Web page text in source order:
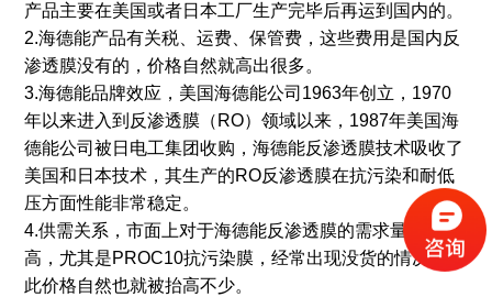
产品主要在美国或者日本工厂生产完毕后再运到国内的。
2.海德能产品有关税、运费、保管费，这些费用是国内反
渗透膜没有的，价格自然就高出很多。
3.海德能品牌效应，美国海德能公司1963年创立，1970
年以来进入到反渗透膜（RO）领域以来，1987年美国海
德能公司被日电工集团收购，海德能反渗透膜技术吸收了
美国和日本技术，其生产的RO反渗透膜在抗污染和耐低
压方面性能非常稳定。
4.供需关系，市面上对于海德能反渗透膜的需求量比较
高，尤其是PROC10抗污染膜，经常出现没货的情况，因
此价格自然也就被抬高不少。